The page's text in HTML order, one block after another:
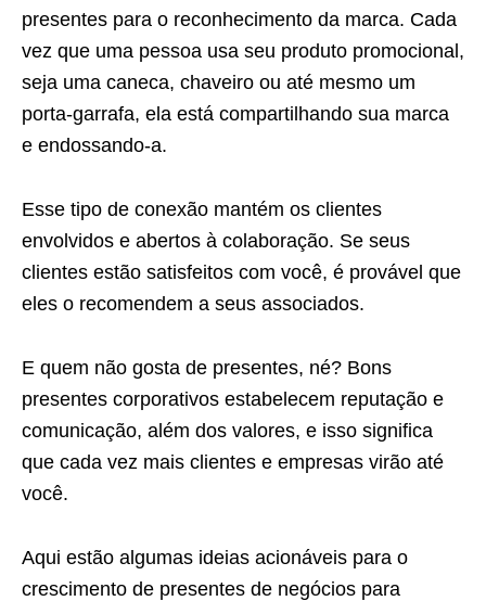
presentes para o reconhecimento da marca. Cada
vez que uma pessoa usa seu produto promocional,
seja uma caneca, chaveiro ou até mesmo um
porta-garrafa, ela está compartilhando sua marca
e endossando-a.
Esse tipo de conexão mantém os clientes
envolvidos e abertos à colaboração. Se seus
clientes estão satisfeitos com você, é provável que
eles o recomendem a seus associados.
E quem não gosta de presentes, né? Bons
presentes corporativos estabelecem reputação e
comunicação, além dos valores, e isso significa
que cada vez mais clientes e empresas virão até
você.
Aqui estão algumas ideias acionáveis ​​para o
crescimento de presentes de negócios para